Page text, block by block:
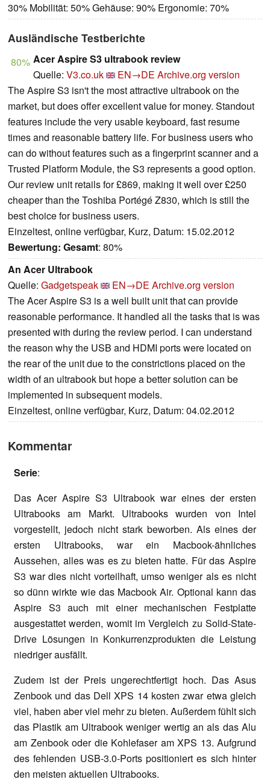
30% Mobilität: 50% Gehäuse: 90% Ergonomie: 70%
Ausländische Testberichte
80% Acer Aspire S3 ultrabook review
Quelle: V3.co.uk EN→DE Archive.org version
The Aspire S3 isn't the most attractive ultrabook on the
market, but does offer excellent value for money. Standout
features include the very usable keyboard, fast resume
times and reasonable battery life. For business users who
can do without features such as a fingerprint scanner and a
Trusted Platform Module, the S3 represents a good option.
Our review unit retails for £869, making it well over £250
cheaper than the Toshiba Portégé Z830, which is still the
best choice for business users.
Einzeltest, online verfügbar, Kurz, Datum: 15.02.2012
Bewertung: Gesamt: 80%
An Acer Ultrabook
Quelle: Gadgetspeak EN→DE Archive.org version
The Acer Aspire S3 is a well built unit that can provide
reasonable performance. It handled all the tasks that is was
presented with during the review period. I can understand
the reason why the USB and HDMI ports were located on
the rear of the unit due to the constrictions placed on the
width of an ultrabook but hope a better solution can be
implemented in subsequent models.
Einzeltest, online verfügbar, Kurz, Datum: 04.02.2012
Kommentar
Serie:
Das Acer Aspire S3 Ultrabook war eines der ersten
Ultrabooks am Markt. Ultrabooks wurden von Intel
vorgestellt, jedoch nicht stark beworben. Als eines der
ersten Ultrabooks, war ein Macbook-ähnliches
Aussehen, alles was es zu bieten hatte. Für das Aspire
S3 war dies nicht vorteilhaft, umso weniger als es nicht
so dünn wirkte wie das Macbook Air. Optional kann das
Aspire S3 auch mit einer mechanischen Festplatte
ausgestattet werden, womit im Vergleich zu Solid-State-
Drive Lösungen in Konkurrenzprodukten die Leistung
niedriger ausfällt.
Zudem ist der Preis ungerechtfertigt hoch. Das Asus
Zenbook und das Dell XPS 14 kosten zwar etwa gleich
viel, haben aber viel mehr zu bieten. Außerdem fühlt sich
das Plastik am Ultrabook weniger wertig an als das Alu
am Zenbook oder die Kohlefaser am XPS 13. Aufgrund
des fehlenden USB-3.0-Ports positioniert es sich hinter
den meisten aktuellen Ultrabooks.